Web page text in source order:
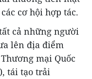
cơ hội hợp tác.
cả những người
lên địa điểm
mại Quốc
tái tạo trải